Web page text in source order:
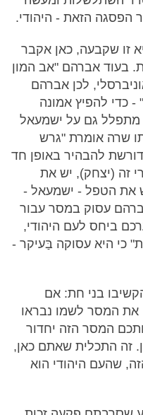
הפסגה הזאת - היהודי.
זו שקבעה, כאן אקבר
בעוד אברהם "אב המון
לכן אברהם
- כדי להפיץ אמונה
מתפלל גם על ישמעאל
שרה אומרת "גרש
להבהיר באופן חד
זה (יצחק), יש את
את הטפל - ישמעאל -
עסוק במסר עבור
ביחס לעם היהודי,
כי היא עסוקה בַּעיקר -
בני חת: אם
את המסר לשמו נבראו
המסר הזה יחדור
זה התכלית שאתם כאן,
שהעם היהודי הוא